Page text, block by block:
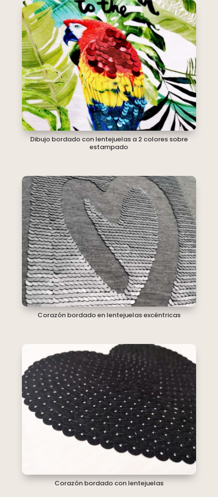
Dibujo bordado con lentejuelas a 2 colores sobre
estampado
Corazón bordado en lentejuelas excéntricas
Corazón bordado con lentejuelas